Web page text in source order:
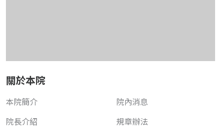
關於本院
本院簡介
院長介紹
院內消息
規章辦法